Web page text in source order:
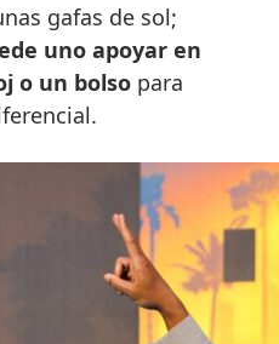
gafas de sol;
uno apoyar en
o un bolso para